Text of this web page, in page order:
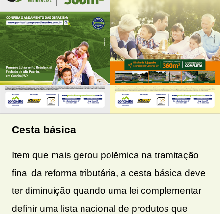
Cesta básica
Item que mais gerou polêmica na tramitação
final da reforma tributária, a cesta básica deve
ter diminuição quando uma lei complementar
definir uma lista nacional de produtos que